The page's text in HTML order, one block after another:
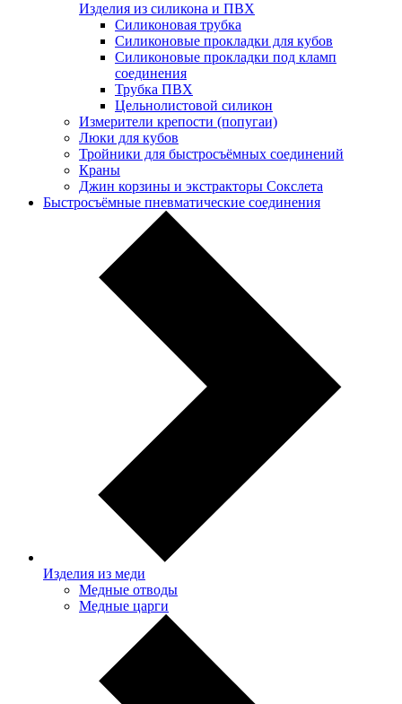
Изделия из силикона и ПВХ
Силиконовая трубка
Силиконовые прокладки для кубов
Силиконовые прокладки под кламп
соединения
Трубка ПВХ
Цельнолистовой силикон
Измерители крепости (попугаи)
Люки для кубов
Тройники для быстросъёмных соединений
Краны
Джин корзины и экстракторы Сокслета
Быстросъёмные пневматические соединения
Изделия из меди
Медные отводы
Медные царги